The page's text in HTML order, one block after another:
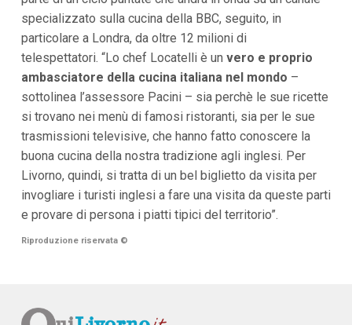
specializzato sulla cucina della BBC, seguito, in
particolare a Londra, da oltre 12 milioni di
telespettatori. “Lo chef Locatelli è un vero e proprio
ambasciatore della cucina italiana nel mondo –
sottolinea l’assessore Pacini – sia perchè le sue ricette
si trovano nei menù di famosi ristoranti, sia per le sue
trasmissioni televisive, che hanno fatto conoscere la
buona cucina della nostra tradizione agli inglesi. Per
Livorno, quindi, si tratta di un bel biglietto da visita per
invogliare i turisti inglesi a fare una visita da queste parti
e provare di persona i piatti tipici del territorio”.
Riproduzione riservata ©